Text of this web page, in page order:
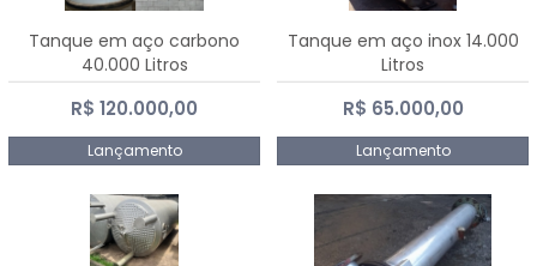
Tanque em aço carbono
40.000 Litros
R$ 120.000,00
Lançamento
Tanque em aço inox 14.000
Litros
R$ 65.000,00
Lançamento